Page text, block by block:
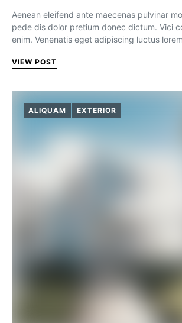
Aenean eleifend ante maecenas pulvinar
pede dis dolor pretium donec dictum. Vici
enim. Venenatis eget adipiscing luctus
VIEW POST
ALIQUAM EXTERIOR